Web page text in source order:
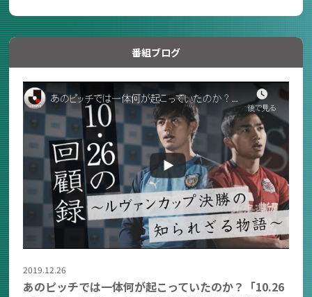
番組ブログ
2019.12.26
あのピッチでは一体何が起こっていたのか？「10.26